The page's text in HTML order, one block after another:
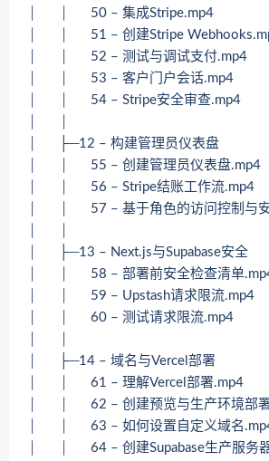
│ │ 50 – 集成Stripe.mp4
│ │ 51 – 创建Stripe
│ │ 52 – 测试与调试支付.mp4
│ │ 53 – 客户门户会话.mp4
│ │ 54 – Stripe安全审查.mp4
│ ├─12 – 构建管理员仪表盘
│ │ 55 – 创建管理员仪表盘.mp4
│ │ 56 – Stripe结账工作流.mp4
│ │ 57 – 基于角色的访问控制与安
│ ├─13 – Next.js与Supabase安全
│ │ 58 – 部署前安全检查清单
│ │ 59 – Upstash请求限流.mp4
│ │ 60 – 测试请求限流.mp4
│ ├─14 – 域名与Vercel部署
│ │ 61 – 理解Vercel部署.mp4
│ │ 62 – 创建预览与生产环境部
│ │ 63 – 如何设置自定义域名
│ │ 64 – 创建Supabase生产服务